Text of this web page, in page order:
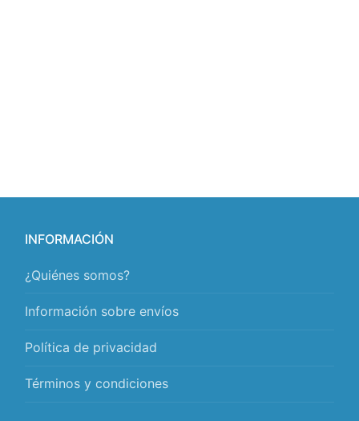
INFORMACIÓN
¿Quiénes somos?
Información sobre envíos
Política de privacidad
Términos y condiciones